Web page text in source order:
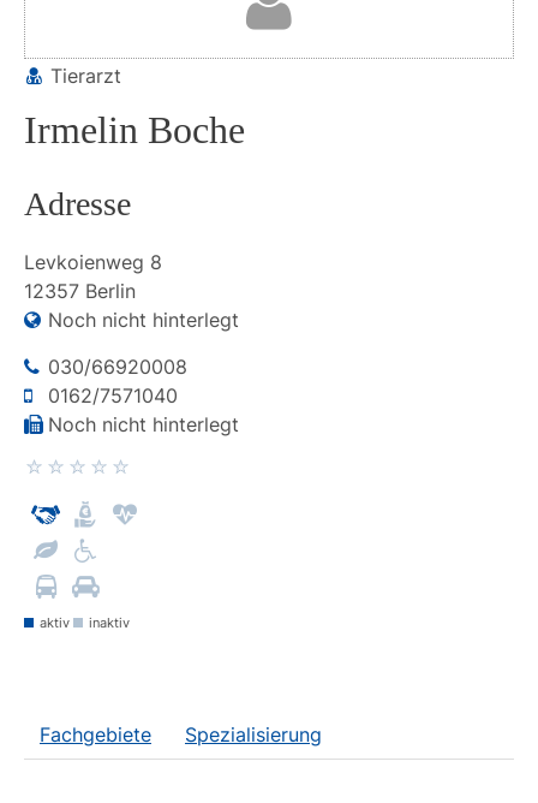
Tierarzt
Irmelin Boche
Adresse
Levkoienweg 8
12357 Berlin
Noch nicht hinterlegt
030/66920008
0162/7571040
Noch nicht hinterlegt
aktiv inaktiv
Fachgebiete Spezialisierung